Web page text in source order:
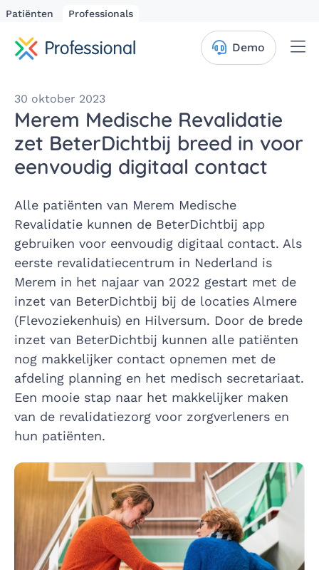
Patiënten Professionals
Demo
30 oktober 2023
Merem Medische Revalidatie
zet BeterDichtbij breed in voor
eenvoudig digitaal contact
Alle patiënten van Merem Medische
Revalidatie kunnen de BeterDichtbij app
gebruiken voor eenvoudig digitaal contact. Als
eerste revalidatiecentrum in Nederland is
Merem in het najaar van 2022 gestart met de
inzet van BeterDichtbij bij de locaties Almere
(Flevoziekenhuis) en Hilversum. Door de brede
inzet van BeterDichtbij kunnen alle patiënten
nog makkelijker contact opnemen met de
afdeling planning en het medisch secretariaat.
Een mooie stap naar het makkelijker maken
van de revalidatiezorg voor zorgverleners en
hun patiënten.